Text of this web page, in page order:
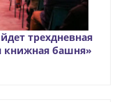
трехдневная
книжная башня»